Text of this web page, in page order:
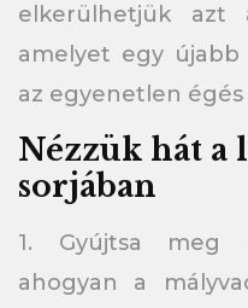
elkerülhetjük azt
amelyet egy
az egyenetlen
Nézzük hát a
sorjában
1. Gyújtsa meg
ahogyan a